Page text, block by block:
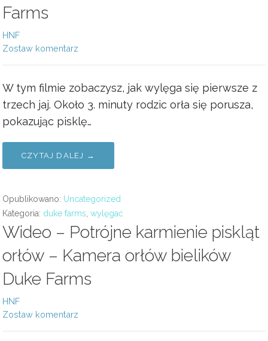
Farms
HNF
Zostaw komentarz
W tym filmie zobaczysz, jak wylęga się pierwsze z
trzech jaj. Około 3. minuty rodzic orła się porusza,
pokazując pisklę…
CZYTAJ DALEJ →
Opublikowano: Uncategorized
Kategoria: duke farms wylęgać
Wideo – Potrójne karmienie piskląt
orłów – Kamera orłów bielików
Duke Farms
HNF
Zostaw komentarz